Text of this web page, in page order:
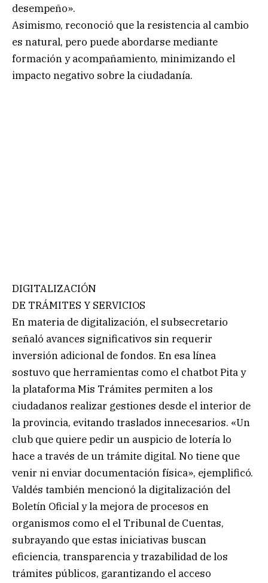
desempeño».
Asimismo, reconoció que la resistencia al cambio
es natural, pero puede abordarse mediante
formación y acompañamiento, minimizando el
impacto negativo sobre la ciudadanía.
DIGITALIZACIÓN
DE TRÁMITES Y SERVICIOS
En materia de digitalización, el subsecretario
señaló avances significativos sin requerir
inversión adicional de fondos. En esa línea
sostuvo que herramientas como el chatbot Pita y
la plataforma Mis Trámites permiten a los
ciudadanos realizar gestiones desde el interior de
la provincia, evitando traslados innecesarios. «Un
club que quiere pedir un auspicio de lotería lo
hace a través de un trámite digital. No tiene que
venir ni enviar documentación física», ejemplificó.
Valdés también mencionó la digitalización del
Boletín Oficial y la mejora de procesos en
organismos como el el Tribunal de Cuentas,
subrayando que estas iniciativas buscan
eficiencia, transparencia y trazabilidad de los
trámites públicos, garantizando el acceso